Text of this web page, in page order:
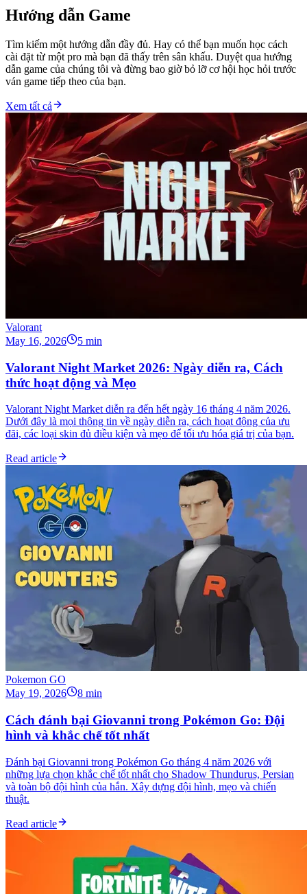
Hướng dẫn Game
Tìm kiếm một hướng dẫn đầy đủ. Hay có thể bạn muốn học cách
cài đặt từ một pro mà bạn đã thấy trên sân khấu. Duyệt qua hướng
dẫn game của chúng tôi và đừng bao giờ bỏ lỡ cơ hội học hỏi trước
ván game tiếp theo của bạn.
Xem tất cả
Valorant
May 16, 2026
5 min
Valorant Night Market 2026: Ngày diễn ra, Cách
thức hoạt động và Mẹo
Valorant Night Market diễn ra đến hết ngày 16 tháng 4 năm 2026.
Dưới đây là mọi thông tin về ngày diễn ra, cách hoạt động của ưu
đãi, các loại skin đủ điều kiện và mẹo để tối ưu hóa giá trị của bạn.
Read article
Pokemon GO
May 19, 2026
8 min
Cách đánh bại Giovanni trong Pokémon Go: Đội
hình và khắc chế tốt nhất
Đánh bại Giovanni trong Pokémon Go tháng 4 năm 2026 với
những lựa chọn khắc chế tốt nhất cho Shadow Thundurus, Persian
và toàn bộ đội hình của hắn. Xây dựng đội hình, mẹo và chiến
thuật.
Read article